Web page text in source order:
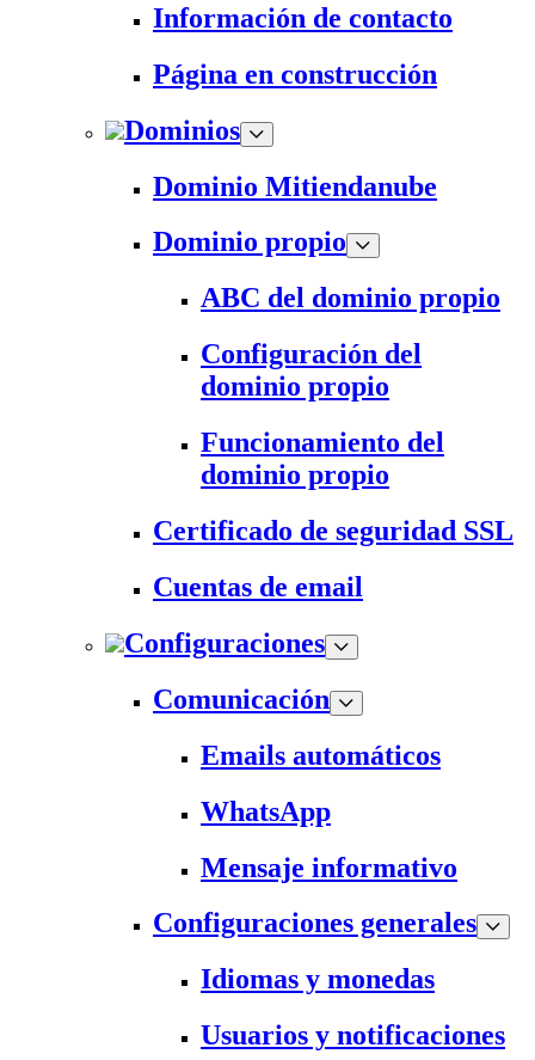
Información de contacto
Página en construcción
Dominios
Dominio Mitiendanube
Dominio propio
ABC del dominio propio
Configuración del
dominio propio
Funcionamiento del
dominio propio
Certificado de seguridad SSL
Cuentas de email
Configuraciones
Comunicación
Emails automáticos
WhatsApp
Mensaje informativo
Configuraciones generales
Idiomas y monedas
Usuarios y notificaciones